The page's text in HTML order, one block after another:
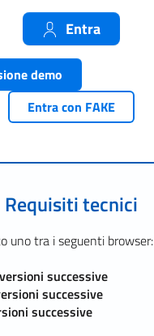
Requisiti tecnici
uno tra i seguenti browser:
successive
successive
successive